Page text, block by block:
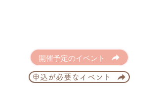
開催予定のイベント
申込が必要なイベント